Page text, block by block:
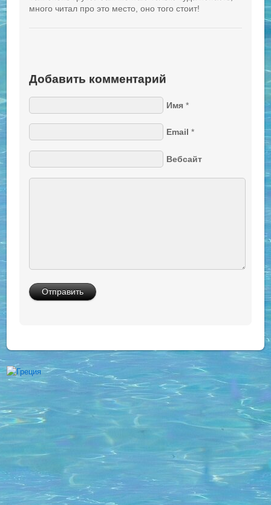
много читал про это место, оно того стоит!
Добавить комментарий
Имя *
Email *
Вебсайт